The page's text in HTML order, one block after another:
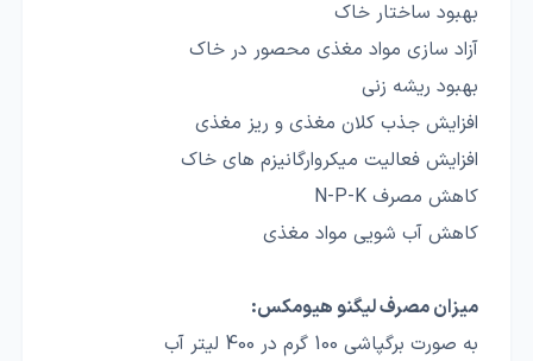
بهبود ساختار خاک
آزاد سازی مواد مغذی محصور در خاک
بهبود ریشه زنی
افزایش جذب کلان مغذی و ریز مغذی
افزایش فعالیت میکروارگانیزم های خاک
کاهش مصرف N-P-K
کاهش آب شویی مواد مغذی
میزان مصرف لیگنو هیومکس:
به صورت برگپاشی 100 گرم در 400 لیتر آب